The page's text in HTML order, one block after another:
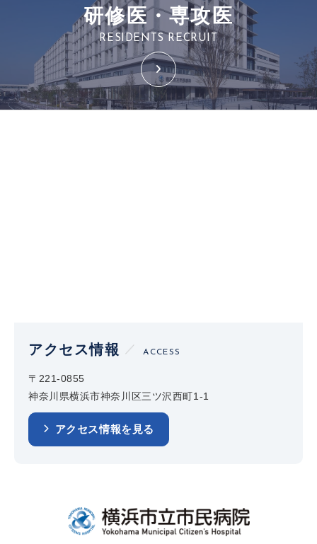
研修医・専攻医
RESIDENTS RECRUIT
アクセス情報 ACCESS
〒221-0855
神奈川県横浜市神奈川区三ツ沢西町1-1
アクセス情報を見る